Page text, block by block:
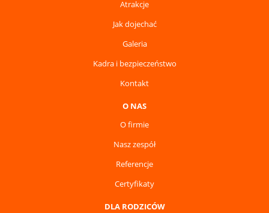
Atrakcje
Jak dojechać
Galeria
Kadra i bezpieczeństwo
Kontakt
O NAS
O firmie
Nasz zespół
Referencje
Certyfikaty
DLA RODZICÓW